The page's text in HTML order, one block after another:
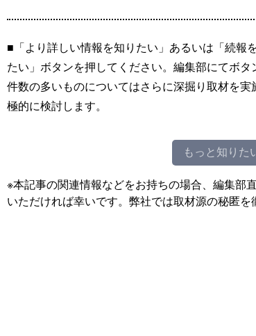
■「より詳しい情報を知りたい」あるいは「続報
たい」ボタンを押してください。編集部にてボタ
件数の多いものについてはさらに深掘り取材を
極的に検討します。
もっと知りた
※本記事の関連情報などをお持ちの場合、編集部
いただければ幸いです。弊社では取材源の秘匿を